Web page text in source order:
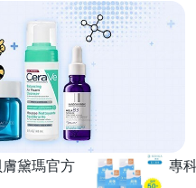
膚黛瑪官方
專